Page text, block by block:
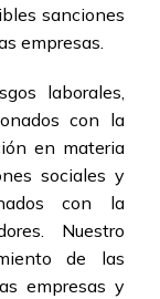
sanciones
empresas.
laborales,
con la
en materia
sociales y
con la
Nuestro
de las
empresas y